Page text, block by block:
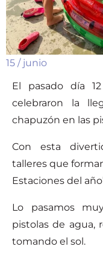
15 / junio
El pasado día
celebraron la
chapuzón en las
Con esta
talleres que
Estaciones del
Lo pasamos
pistolas de agua,
tomando el sol.